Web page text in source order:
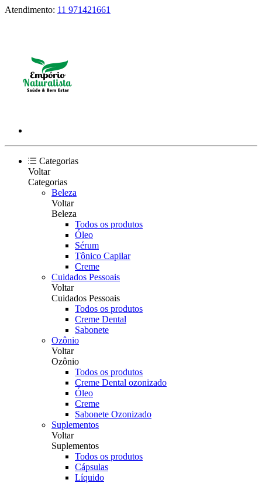
Atendimento: 11 971421661
Categorias
Voltar
Categorias
Beleza
Voltar
Beleza
Todos os produtos
Óleo
Sérum
Tônico Capilar
Creme
Cuidados Pessoais
Voltar
Cuidados Pessoais
Todos os produtos
Creme Dental
Sabonete
Ozônio
Voltar
Ozônio
Todos os produtos
Creme Dental ozonizado
Óleo
Creme
Sabonete Ozonizado
Suplementos
Voltar
Suplementos
Todos os produtos
Cápsulas
Líquido